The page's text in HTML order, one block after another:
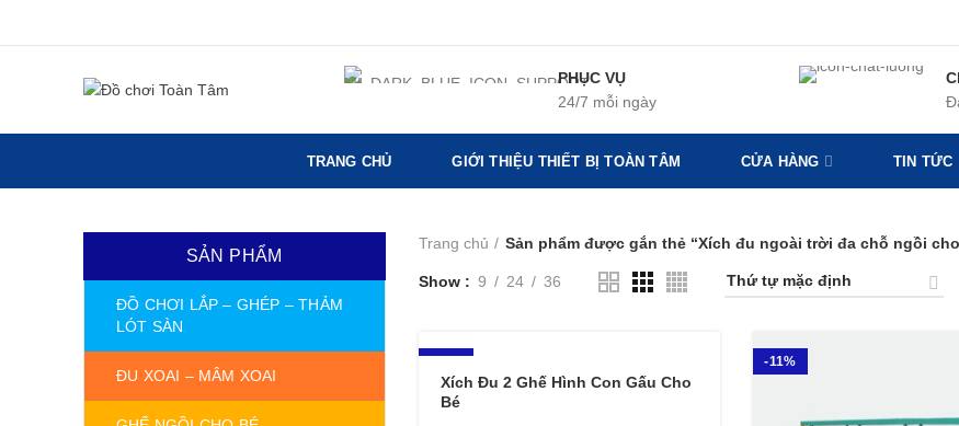
PHỤC VỤ
24/7 mỗi ngày
TRANG CHỦ GIỚI THIỆU THIẾT BỊ TOÀN TÂM CỬA HÀNG TIN TỨC
Trang chủ Sản phẩm được gắn thẻ “Xích đu ngoài trời đa chỗ ngồi
Show 9 24 36
Xích Đu 2 Ghế Hình Con Gấu Cho
Bé
-11%
SẢN PHẨM
ĐỒ CHƠI LẮP – GHÉP – THẢM
LÓT SÀN
ĐU XOAI – MÂM XOAI